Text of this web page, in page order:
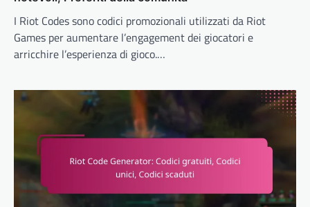
I Riot Codes sono codici promozionali utilizzati da Riot
Games per aumentare l’engagement dei giocatori e
arricchire l’esperienza di gioco.…